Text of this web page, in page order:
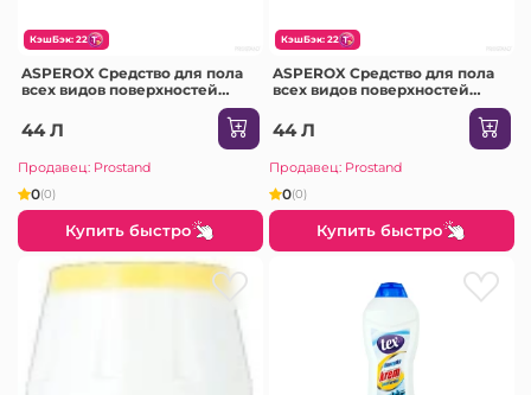
КэшБэк: 22
ASPEROX Средство для пола
всех видов поверхностей
(roz) 8871)
44 Л
Продавец: Prostand
0(0)
Купить быстро
КэшБэк: 22
ASPEROX Средство для пола
всех видов поверхностей
(violet) 8864)
44 Л
Продавец: Prostand
0(0)
Купить быстро